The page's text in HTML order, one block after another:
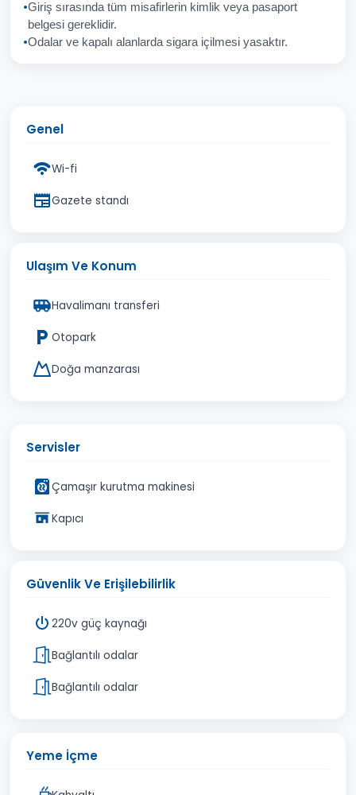
İptal Gönder
Giriş sırasında tüm misafirlerin kimlik veya pasaport
belgesi gereklidir.
Odalar ve kapalı alanlarda sigara içilmesi yasaktır.
Genel
Wi-fi
Gazete standı
Ulaşım Ve Konum
Havalimanı transferi
Otopark
Doğa manzarası
Servisler
Çamaşır kurutma makinesi
Kapıcı
Güvenlik Ve Erişilebilirlik
220v güç kaynağı
Bağlantılı odalar
Bağlantılı odalar
Yeme İçme